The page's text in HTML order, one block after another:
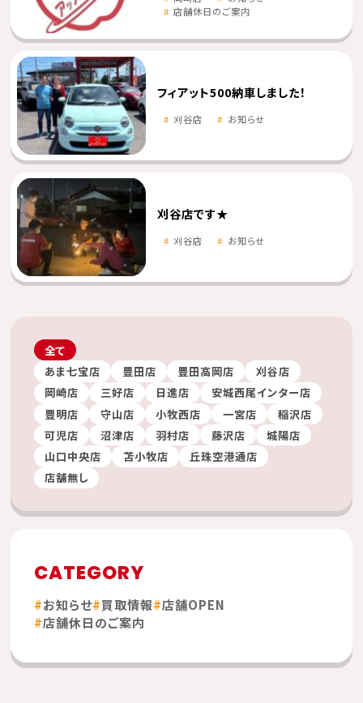
店舗休日のご案内
フィアット500納車しました！
刈谷店 お知らせ
刈谷店です★
刈谷店 お知らせ
全て
あま七宝店
豊田店 豊田高岡店
刈谷店
岡崎店
三好店 日進店
安城西尾インター店
豊明店
守山店 小牧西店 一宮店
稲沢店
可児店
沼津店 羽村店 藤沢店
城陽店
山口中央店
苫小牧店
丘珠空港通店
店舗無し
CATEGORY
お知らせ 買取情報 店舗OPEN
店舗休日のご案内